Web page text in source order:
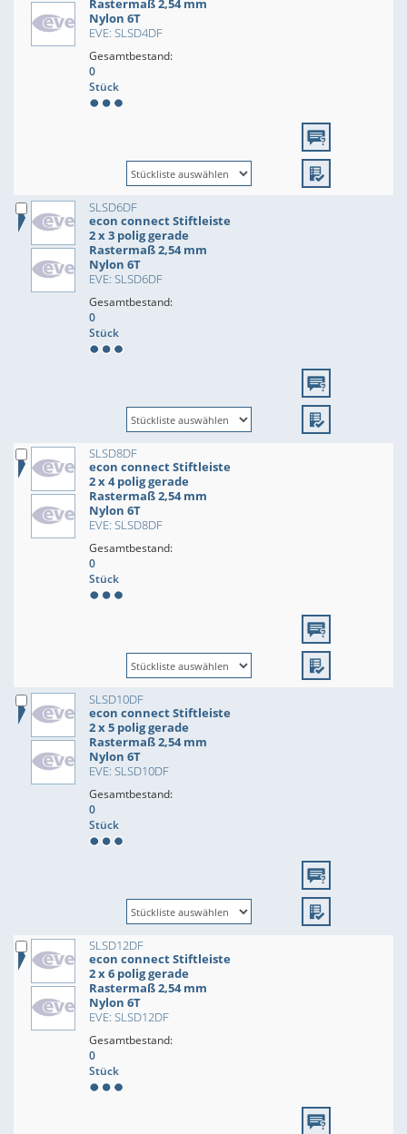
Rastermaß 2,54 mm
Nylon 6T
EVE: SLSD4DF
Gesamtbestand:
0
Stück
SLSD6DF
econ connect Stiftleiste
2 x 3 polig gerade
Rastermaß 2,54 mm
Nylon 6T
EVE: SLSD6DF
Gesamtbestand:
0
Stück
SLSD8DF
econ connect Stiftleiste
2 x 4 polig gerade
Rastermaß 2,54 mm
Nylon 6T
EVE: SLSD8DF
Gesamtbestand:
0
Stück
SLSD10DF
econ connect Stiftleiste
2 x 5 polig gerade
Rastermaß 2,54 mm
Nylon 6T
EVE: SLSD10DF
Gesamtbestand:
0
Stück
SLSD12DF
econ connect Stiftleiste
2 x 6 polig gerade
Rastermaß 2,54 mm
Nylon 6T
EVE: SLSD12DF
Gesamtbestand:
0
Stück